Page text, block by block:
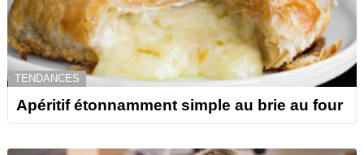
TENDANCES
Apéritif étonnamment simple au brie au four